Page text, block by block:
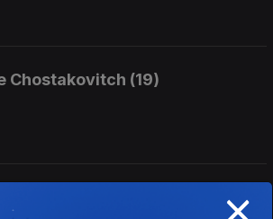
Chostakovitch (19)
×